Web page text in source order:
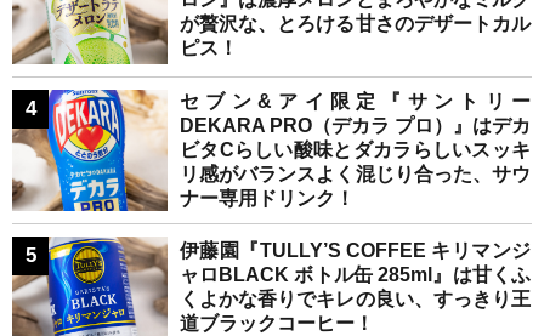
が贅沢な、とろける甘さのデザートカル
ピス！
セブン&アイ限定『サントリー
DEKARA PRO（デカラ プロ）』はデカ
ビタCらしい酸味とダカラらしいスッキ
リ感がバランスよく混じり合った、サウ
ナー専用ドリンク！
伊藤園『TULLY’S COFFEE キリマンジ
ャロBLACK ボトル缶 285ml』は甘くふ
くよかな香りでキレの良い、すっきり王
道ブラックコーヒー！